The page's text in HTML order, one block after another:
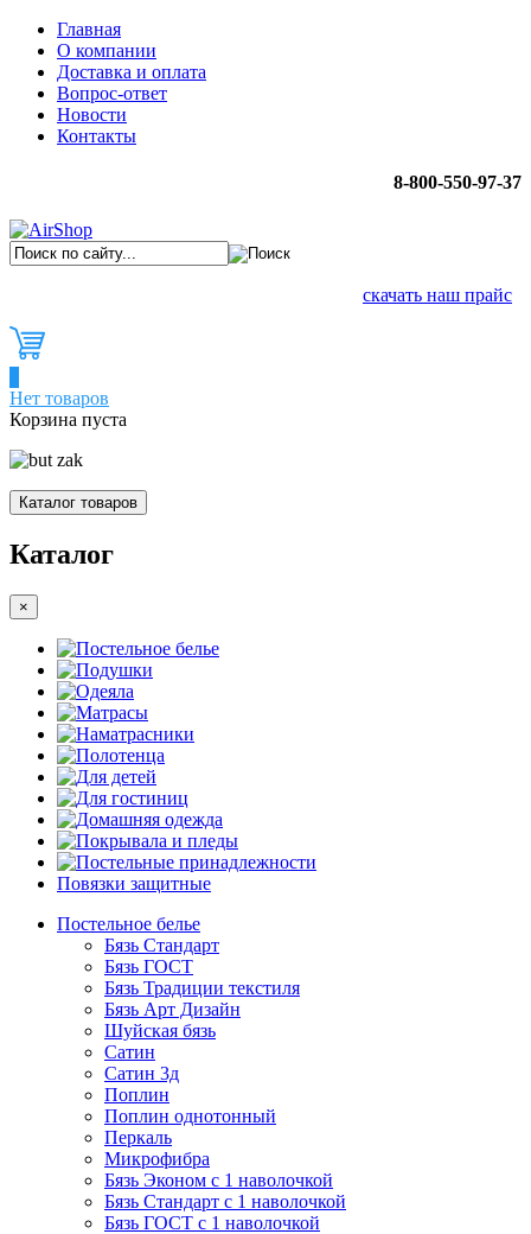
Главная
О компании
Доставка и оплата
Вопрос-ответ
Новости
Контакты
8-800-550-97-37
скачать наш прайс
Нет товаров
Корзина пуста
Каталог товаров
Каталог
×
Постельное белье
Подушки
Одеяла
Матрасы
Наматрасники
Полотенца
Для детей
Для гостиниц
Домашняя одежда
Покрывала и пледы
Постельные принадлежности
Повязки защитные
Постельное белье
Бязь Стандарт
Бязь ГОСТ
Бязь Традиции текстиля
Бязь Арт Дизайн
Шуйская бязь
Сатин
Сатин 3д
Поплин
Поплин однотонный
Перкаль
Микрофибра
Бязь Эконом с 1 наволочкой
Бязь Стандарт с 1 наволочкой
Бязь ГОСТ с 1 наволочкой